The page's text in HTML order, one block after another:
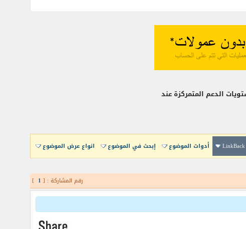
الدعم المتمركزة عند
LinkBack أدوات الموضوع إبحث في الموضوع انواع عرض الموضوع
رقم المشاركة : [ 1
]